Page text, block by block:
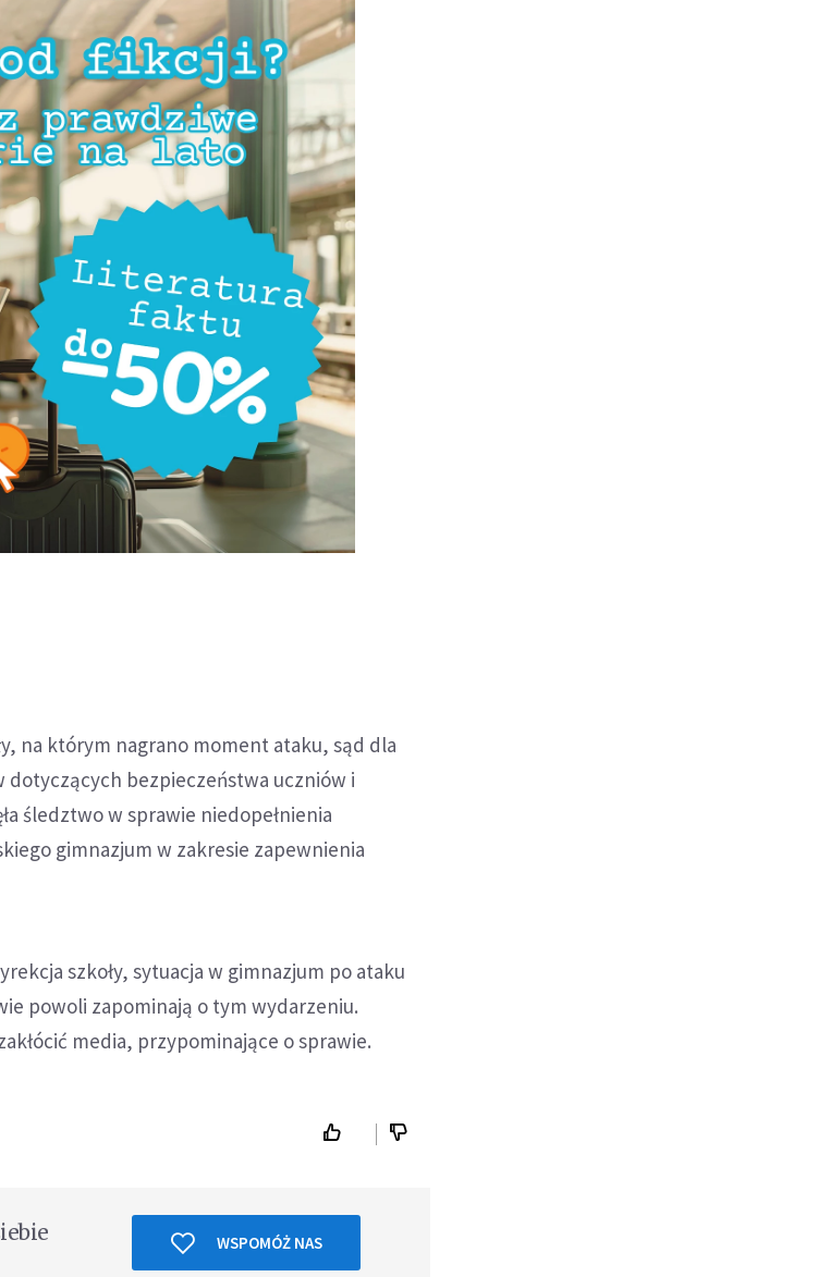
na którym nagrano moment ataku, sąd dla
dotyczących bezpieczeństwa uczniów i
śledztwo w sprawie niedopełnienia
gimnazjum w zakresie zapewnienia
szkoły, sytuacja w gimnazjum po ataku
powoli zapominają o tym wydarzeniu.
media, przypominające o sprawie.
WSPOMÓŻ NAS